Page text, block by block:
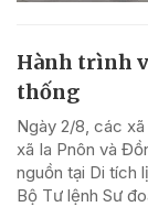
Hành trình
thống
Ngày 2/8, các
xã Ia Pnôn và
nguồn tại Di tích
Bộ Tư lệnh Sư